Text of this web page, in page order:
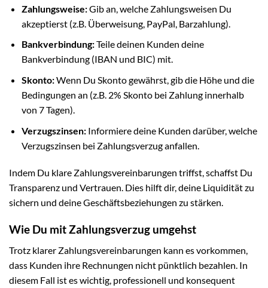
Zahlungsweise:Gib an, welche Zahlungsweisen Du
akzeptierst (z.B. Überweisung, PayPal, Barzahlung).
Bankverbindung:Teile deinen Kunden deine
Bankverbindung (IBAN und BIC) mit.
Skonto:Wenn Du Skonto gewährst, gib die Höhe und die
Bedingungen an (z.B. 2% Skonto bei Zahlung innerhalb
von 7 Tagen).
Verzugszinsen:Informiere deine Kunden darüber, welche
Verzugszinsen bei Zahlungsverzug anfallen.
Indem Du klare Zahlungsvereinbarungen triffst, schaffst Du
Transparenz und Vertrauen. Dies hilft dir, deine Liquidität zu
sichern und deine Geschäftsbeziehungen zu stärken.
Wie Du mit Zahlungsverzug umgehst
Trotz klarer Zahlungsvereinbarungen kann es vorkommen,
dass Kunden ihre Rechnungen nicht pünktlich bezahlen. In
diesem Fall ist es wichtig, professionell und konsequent